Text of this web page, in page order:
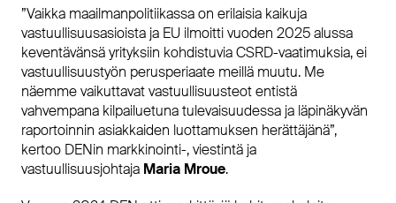
”Vaikka maailmanpolitiikassa on erilaisia kaikuja
vastuullisuusasioista ja EU ilmoitti vuoden 2025 alussa
keventävänsä yrityksiin kohdistuvia CSRD-vaatimuksia, ei
vastuullisuustyön perusperiaate meillä muutu. Me
näemme vaikuttavat vastuullisuusteot entistä
vahvempana kilpailuetuna tulevaisuudessa ja läpinäkyvän
raportoinnin asiakkaiden luottamuksen herättäjänä”,
kertoo DENin markkinointi-, viestintä ja
vastuullisuusjohtaja Maria Mroue.